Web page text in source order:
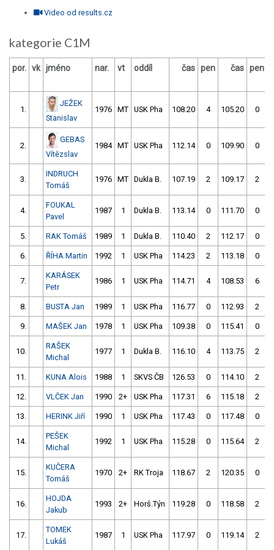
Video od results.cz
kategorie C1M
por. vk jméno nar. vt oddíl čas pen čas pen
1.
JEŽEK
Stanislav
1976 MT USK Pha 108.20 4 105.20 0
2.
GEBAS
Vítězslav
1984 MT USK Pha 112.14 0 109.90 0
3.
INDRUCH
Tomáš
1976 MT Dukla B. 107.19 2 109.17 2
4.
FOUKAL
Pavel
1987 1 Dukla B. 113.14 0 111.70 0
5. RAK Tomáš 1989 1 Dukla B. 110.40 2 112.17 0
6. ŘÍHA Martin 1992 1 USK Pha 114.23 2 113.18 0
7.
KARÁSEK
Petr
1986 1 USK Pha 114.71 4 108.53 6
8. BUSTA Jan 1989 1 USK Pha 116.77 0 112.93 2
9. MAŠEK Jan 1978 1 USK Pha 109.38 0 115.41 0
10.
RAŠEK
Michal
1977 1 Dukla B. 116.10 4 113.75 2
11. KUNA Alois 1988 1 SKVS ČB 126.53 0 114.10 2
12. VLČEK Jan 1990 2+ USK Pha 117.31 6 115.18 2
13. HERINK Jiří 1990 1 USK Pha 117.43 0 117.48 0
14.
PEŠEK
Michal
1992 1 USK Pha 115.28 0 115.64 2
15.
KUČERA
Tomáš
1970 2+ RK Troja 118.67 2 120.35 0
16.
HOJDA
Jakub
1993 2+ Horš.Týn 119.28 0 118.58 2
17.
TOMEK
Lukáš
1987 1 USK Pha 117.97 0 119.14 2